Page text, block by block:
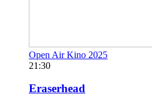
Open Air Kino 2025
21:30
Eraserhead